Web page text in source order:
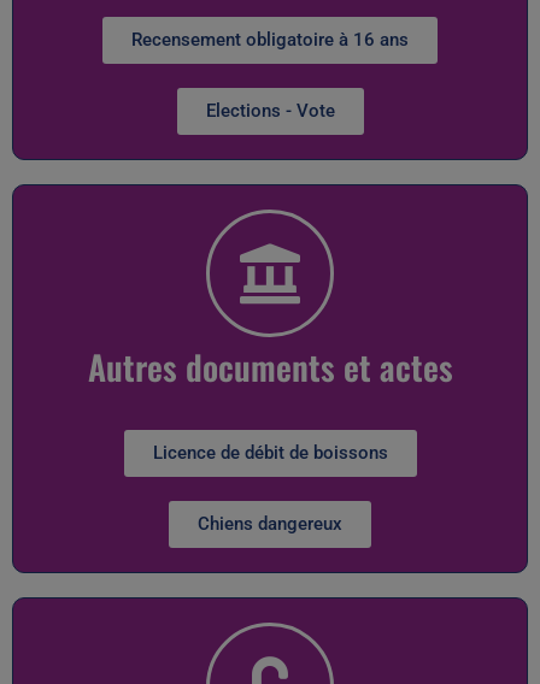
Recensement obligatoire à 16 ans
Elections - Vote
Autres documents et actes
Licence de débit de boissons
Chiens dangereux